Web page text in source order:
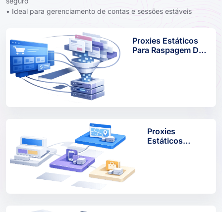
• Ideal para gerenciamento de contas e sessões estáveis
Proxies Estáticos
Para Raspagem De
Proxies
Estáticos